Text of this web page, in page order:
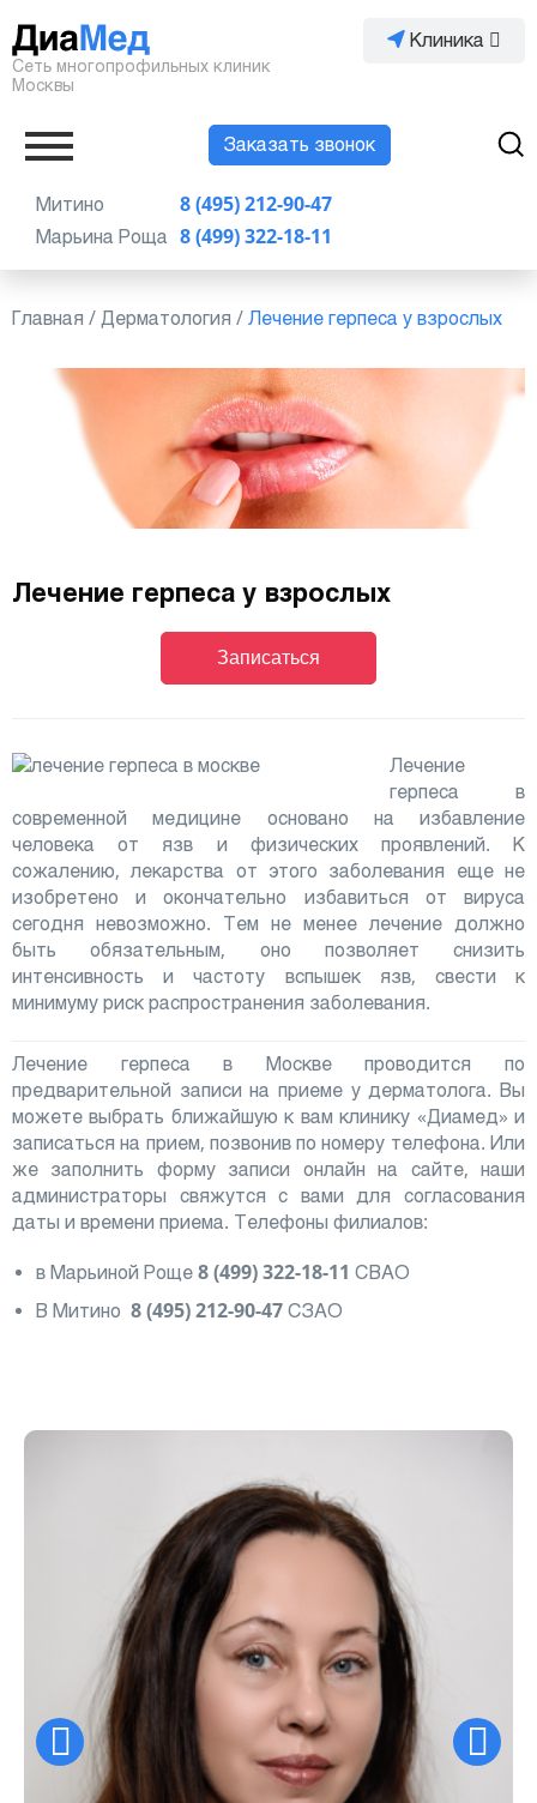
Сеть многопрофильных клиник
Москвы
Клиника
Заказать звонок
8 (495) 212-90-47
Митино
8 (499) 322-18-11
Марьина Роща
Главная / Дерматология / Лечение герпеса у взрослых
Лечение герпеса у взрослых
Записаться
Лечение
герпеса в
современной медицине основано на избавление
человека от язв и физических проявлений. К
сожалению, лекарства от этого заболевания еще не
изобретено и окончательно избавиться от вируса
сегодня невозможно. Тем не менее лечение должно
быть обязательным, оно позволяет снизить
интенсивность и частоту вспышек язв, свести к
минимуму риск распространения заболевания.
Лечение герпеса в Москве проводится по
предварительной записи на приеме у дерматолога. Вы
можете выбрать ближайшую к вам клинику «Диамед» и
записаться на прием, позвонив по номеру телефона. Или
же заполнить форму записи онлайн на сайте, наши
администраторы свяжутся с вами для согласования
даты и времени приема. Телефоны филиалов:
в Марьиной Роще 8 (499) 322-18-11 СВАО
В Митино 8 (495) 212-90-47 СЗАО